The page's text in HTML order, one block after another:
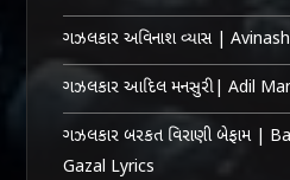
ગઝલકાર અવિનાશ વ્યાસ |
ગઝલકાર આદિલ મનસુરી | Adil
ગઝલકાર બરકત વિરાણી બેફામ |
Gazal Lyrics